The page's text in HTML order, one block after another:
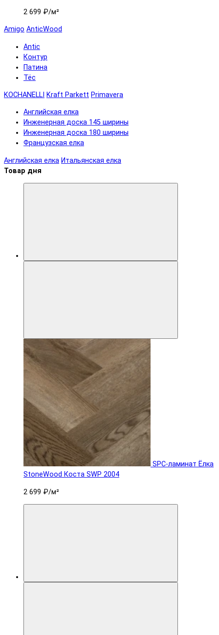
2 699 ₽/м²
Amigo AnticWood
Antic
Контур
Патина
Тёс
KOCHANELLI Kraft Parkett Primavera
Английская елка
Инженерная доска 145 ширины
Инженерная доска 180 ширины
Французская елка
Английская елка Итальянская елка
Товар дня
SPC-ламинат Ëлка
StoneWood Коста SWP 2004
2 699 ₽/м²